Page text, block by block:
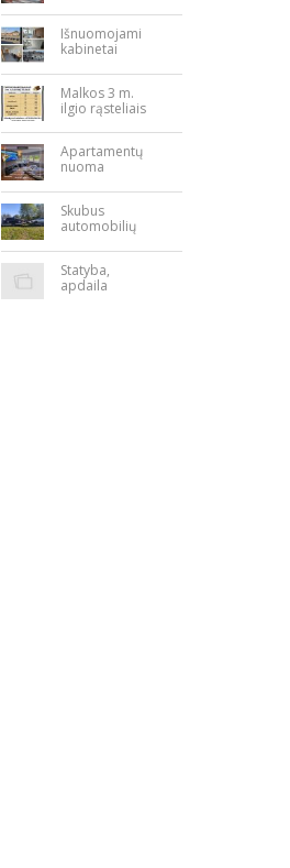
briketai
Išnuomojami
kabinetai
bės aikštėje
Malkos 3 m.
ilgio rąsteliais
Apartamentų
nuoma
Skubus
automobilių
Statyba,
apdaila